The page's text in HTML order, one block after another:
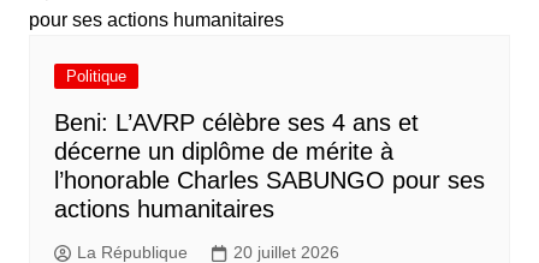
Politique
Beni: L’AVRP célèbre ses 4 ans et
décerne un diplôme de mérite à
l’honorable Charles SABUNGO pour ses
actions humanitaires
La République 20 juillet 2026